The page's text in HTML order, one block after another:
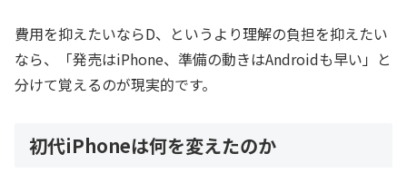
費用を抑えたいならD、というより理解の負担を抑えたい
なら、「発売はiPhone、準備の動きはAndroidも早い」と
分けて覚えるのが現実的です。
初代iPhoneは何を変えたのか